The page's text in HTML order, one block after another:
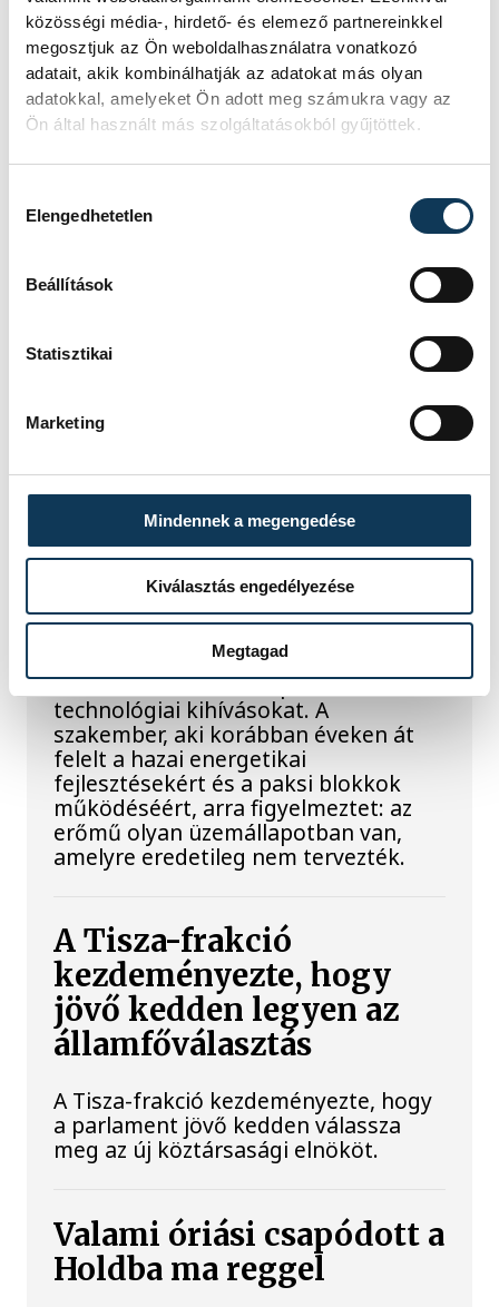
közösségi média-, hirdető- és elemező partnereinkkel
megosztjuk az Ön weboldalhasználatra vonatkozó
adatait, akik kombinálhatják az adatokat más olyan
adatokkal, amelyeket Ön adott meg számukra vagy az
Ön által használt más szolgáltatásokból gyűjtöttek.
Elengedhetetlen
Beállítások
Statisztikai
Marketing
Mindennek a megengedése
Kiválasztás engedélyezése
Megtagad
Hatalmas meglepetésként értékelték
az elemzők a júliusi, 1,2 százalékos
inflációs adatot.
Sorra kerülnek elő
világháborús leletek az
alacsony Dunából
A folyó rekordalacsony vízállása miatt
világháborús német DKW NZ 350-1
motorkerékpárbukkant elő a
máshol pedig egy közel féltonnás brit
akna került elő.
Késéltánc a Dunán: Mi
történik, ha leáll Paks?
Mártha Imre, az MVM Zrt. egykori
adott interjújában vázolta fel a Paksi
Atomerőmű előtt álló példátlan
technológiai kihívásokat. A
szakember, aki korábban éveken át
felelt a hazai energetikai
fejlesztésekért és a paksi blokkok
működéséért, arra figyelmeztet: az
erőmű olyan üzemállapotban van,
amelyre eredetileg nem tervezték.
A Tisza-frakció
kezdeményezte, hogy
jövő kedden legyen az
államfőválasztás
A Tisza-frakció kezdeményezte, hogy
a parlament jövő kedden válassza
meg az új köztársasági elnököt.
Valami óriási csapódott a
Holdba ma reggel